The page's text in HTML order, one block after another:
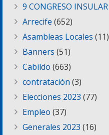
9 CONGRESO INSULAR
Arrecife (652)
Asambleas Locales (11)
Banners (51)
Cabildo (663)
contratación (3)
Elecciones 2023 (77)
Empleo (37)
Generales 2023 (16)